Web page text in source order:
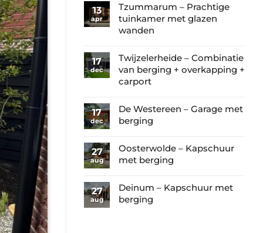
13
apr
Tzummarum – Prachtige
tuinkamer met glazen
wanden
reacties
op
Tzummarum
tuinkamer
met
wanden
17
dec
Twijzelerheide – Combinatie
van berging + overkapping +
carport
reacties
op
Combinatie
van
+
overkapping
17
dec
De Westereen – Garage met
berging
reacties
op
Westereen
–
Garage
27
aug
Oosterwolde – Kapschuur
met berging
reacties
op
27
aug
Deinum – Kapschuur met
berging